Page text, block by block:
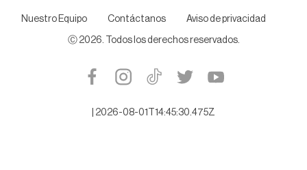
Nuestro Equipo Contáctanos Aviso de privacidad
Ⓒ 2026. Todos los derechos reservados.
2026-08-01T14:45:30.475Z